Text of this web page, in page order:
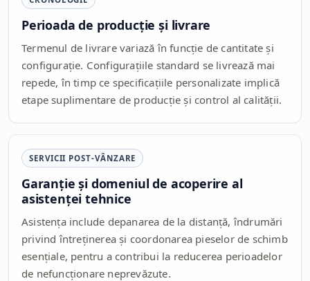
Perioada de producție și livrare
Termenul de livrare variază în funcție de cantitate și
configurație. Configurațiile standard se livrează mai
repede, în timp ce specificațiile personalizate implică
etape suplimentare de producție și control al calității.
SERVICII POST-VÂNZARE
Garanție și domeniul de acoperire al
asistenței tehnice
Asistența include depanarea de la distanță, îndrumări
privind întreținerea și coordonarea pieselor de schimb
esențiale, pentru a contribui la reducerea perioadelor
de nefuncționare neprevăzute.